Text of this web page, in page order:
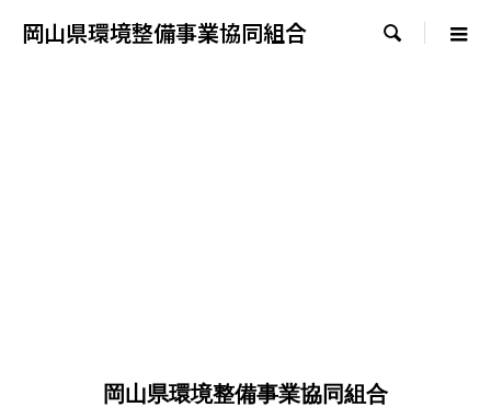
岡山県環境整備事業協同組合 
岡山県環境整備事業協同組合